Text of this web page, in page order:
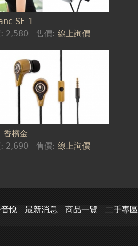
SF-1
2,580 售價:線上詢價
香檳金
2,690 售價:線上詢價
悅 最新消息 商品一覽 二手專區